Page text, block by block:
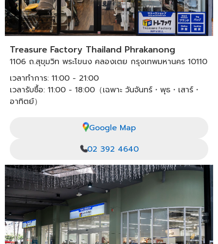
Treasure Factory Thailand Phrakanong
1106 ถ.สุขุมวิท พระโขนง คลองเตย กรุงเทพมหานคร 10110
เวลาทำการ: 11:00 - 21:00
เวลารับซื้อ: 11:00 - 18:00（เฉพาะ วันจันทร์・พุธ・เสาร์・
อาทิตย์）
Google Map
02 392 4640